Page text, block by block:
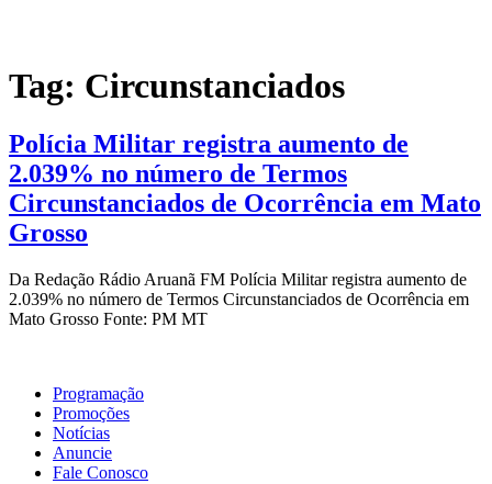
Tag: Circunstanciados
Polícia Militar registra aumento de
2.039% no número de Termos
Circunstanciados de Ocorrência em Mato
Grosso
Da Redação Rádio Aruanã FM Polícia Militar registra aumento de
2.039% no número de Termos Circunstanciados de Ocorrência em
Mato Grosso Fonte: PM MT
Programação
Promoções
Notícias
Anuncie
Fale Conosco